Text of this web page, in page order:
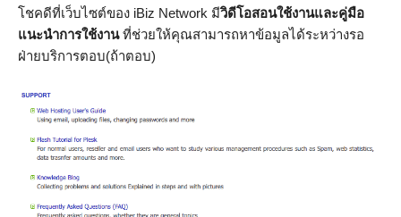
โชคดีที่เว็บไซต์ของ iBiz Network มีวิดีโอสอนใช้งานและคู่มือ
แนะนำการใช้งานที่ช่วยให้คุณสามารถหาข้อมูลได้ระหว่างรอ
ฝ่ายบริการตอบ(ถ้าตอบ)